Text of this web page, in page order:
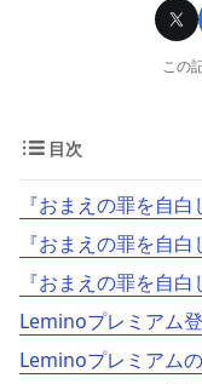
この
目次
『おまえの罪を自
『おまえの罪を自
『おまえの罪を自
Leminoプレミアム
Leminoプレミアム